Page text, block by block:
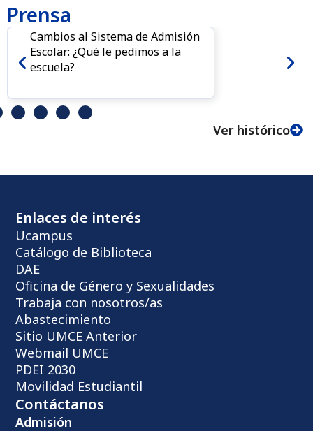
Prensa
Cambios al Sistema de Admisión
Escolar: ¿Qué le pedimos a la
escuela?
Ver histórico
Enlaces de interés
Ucampus
Catálogo de Biblioteca
DAE
Oficina de Género y Sexualidades
Trabaja con nosotros/as
Abastecimiento
Sitio UMCE Anterior
Webmail UMCE
PDEI 2030
Movilidad Estudiantil
Contáctanos
Admisión